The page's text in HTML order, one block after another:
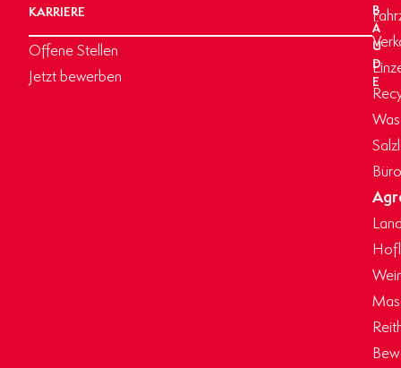
KARRIERE
Offene Stellen
Jetzt bewerben
B
Ä
U
D
E